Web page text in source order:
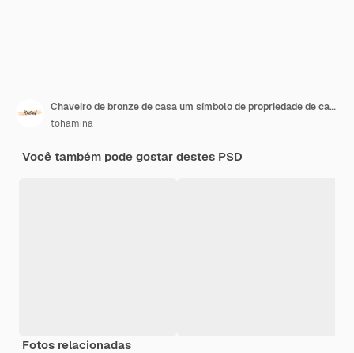
Chaveiro de bronze de casa um símbolo de propriedade de casa
tohamina
Você também pode gostar destes PSD
Fotos relacionadas